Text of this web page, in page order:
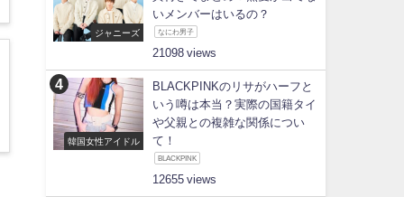
ジャニーズ
いメンバーはいるの？
なにわ男子
21098
韓国女性アイドル
BLACKPINKのリサがハーフと
いう噂は本当？実際の国籍タイ
や父親との複雑な関係につい
て！
BLACKPINK
12655